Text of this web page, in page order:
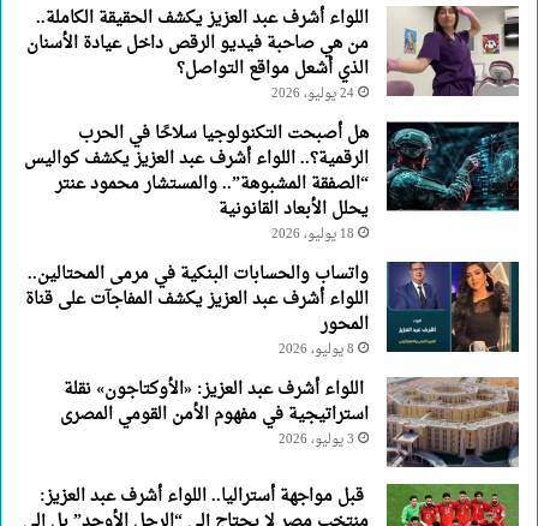
اللواء أشرف عبد العزيز يكشف الحقيقة الكاملة..
من هي صاحبة فيديو الرقص داخل عيادة الأسنان
الذي أشعل مواقع التواصل؟
24 يوليو، 2026
هل أصبحت التكنولوجيا سلاحًا في الحرب
الرقمية؟.. اللواء أشرف عبد العزيز يكشف كواليس
“الصفقة المشبوهة”.. والمستشار محمود عنتر
يحلل الأبعاد القانونية
18 يوليو، 2026
واتساب والحسابات البنكية في مرمى المحتالين..
اللواء أشرف عبد العزيز يكشف المفاجآت على قناة
المحور
8 يوليو، 2026
اللواء أشرف عبد العزيز: «الأوكتاجون» نقلة
استراتيجية في مفهوم الأمن القومي المصرى
3 يوليو، 2026
قبل مواجهة أستراليا.. اللواء أشرف عبد العزيز: